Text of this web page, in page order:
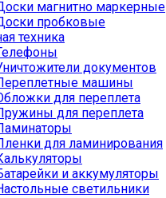
магнитно маркерные
пробковые
техника
документов
машины
для переплета
для переплета
для ламинирования
и аккумуляторы
светильники